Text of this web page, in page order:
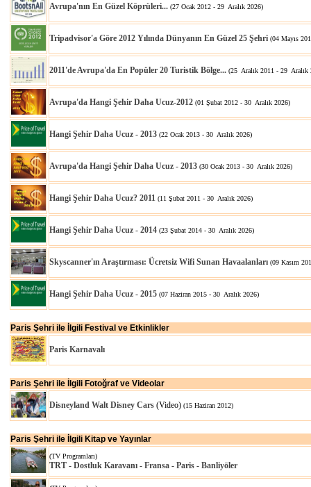
Avrupa'nın En Güzel Köprüleri... (27 Ocak 2012 - 29 Aralık 2026)
Tripadvisor'a Göre 2012 Yılında Dünyanın En Güzel 25 Şehri (04 Mayıs
2011'de Avrupa'da En Popüler 20 Turistik Bölge... (25 Aralık 2011 - 29 Aralık
Avrupa'da Hangi Şehir Daha Ucuz-2012 (01 Şubat 2012 - 30 Aralık 2026)
Hangi Şehir Daha Ucuz - 2013 (22 Ocak 2013 - 30 Aralık 2026)
Avrupa'da Hangi Şehir Daha Ucuz - 2013 (30 Ocak 2013 - 30 Aralık 2026)
Hangi Şehir Daha Ucuz? 2011 (11 Şubat 2011 - 30 Aralık 2026)
Hangi Şehir Daha Ucuz - 2014 (23 Şubat 2014 - 30 Aralık 2026)
Skyscanner'ın Araştırması: Ücretsiz Wifi Sunan Havaalanları (09 Kasım
Hangi Şehir Daha Ucuz - 2015 (07 Haziran 2015 - 30 Aralık 2026)
Paris Şehri ile İlgili Festival ve Etkinlikler
Paris Karnavalı
Paris Şehri ile İlgili Fotoğraf ve Videolar
Disneyland Walt Disney Cars (Video) (15 Haziran 2012)
Paris Şehri ile İlgili Kitap ve Yayınlar
(TV Programları)
TRT - Dostluk Karavanı - Fransa - Paris - Banliyöler